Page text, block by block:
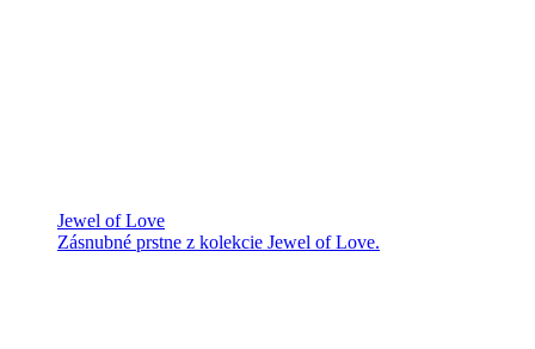
Jewel of Love
Zásnubné prstne z kolekcie Jewel of Love.